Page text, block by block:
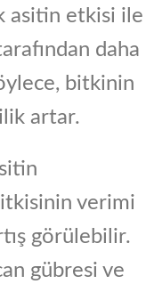
asitin etkisi ile
daha
bitkinin
artar.
verimi
görülebilir.
gübresi ve